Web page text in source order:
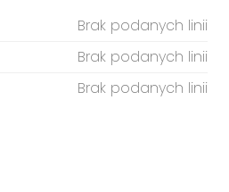
Brak podanych linii
Brak podanych linii
Brak podanych linii